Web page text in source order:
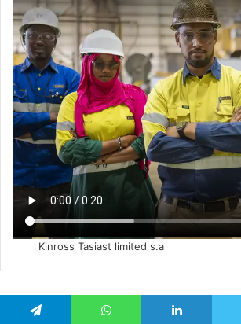
Kinross Tasiast limited s.a